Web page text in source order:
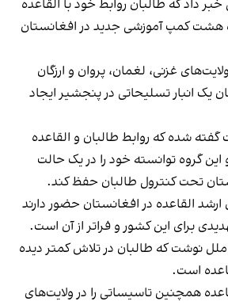
داد که طالبان روابط خود با القاعده
هشت کمپ آموزشی جدید در افغانستان
غزنی، لغمان، پروان و ارزگان
یک انبار تسلیحاتی در پنجشیر ایجاد
گفته شده که روابط طالبان و القاعده
گروه توانسته خود را در یک حالت
تحت کنترول طالبان حفظ کند.
القاعده در افغانستان حضور دارند
برای این کشور و فراتر از آن است.
نوشت که طالبان در تلاش کمتر دیده
است.
همچنین تاسیساتی را در ولایت‌های